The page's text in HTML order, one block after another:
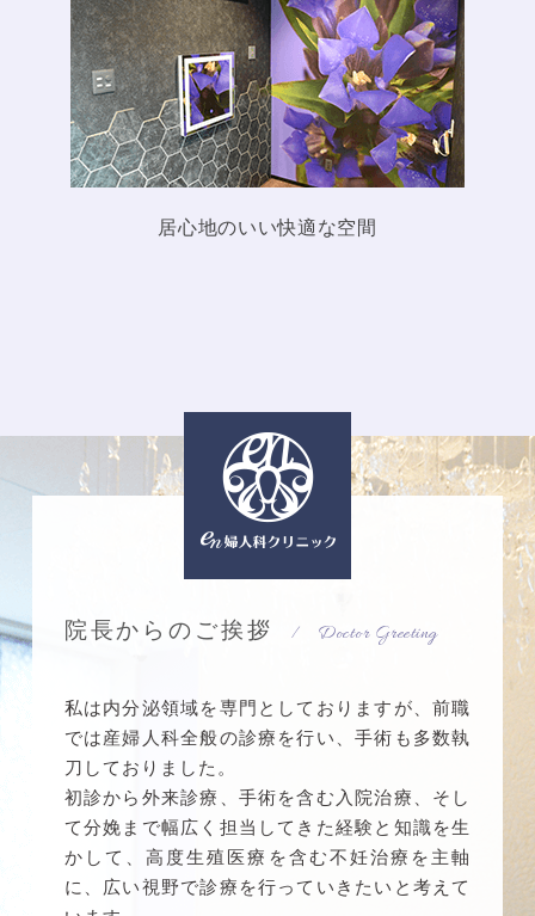
居心地のいい快適な空間
院長からのご挨拶 Doctor Greeting
私は内分泌領域を専門としておりますが、前職
では産婦人科全般の診療を行い、手術も多数執
刀しておりました。
初診から外来診療、手術を含む入院治療、そし
て分娩まで幅広く担当してきた経験と知識を生
かして、高度生殖医療を含む不妊治療を主軸
に、広い視野で診療を行っていきたいと考えて